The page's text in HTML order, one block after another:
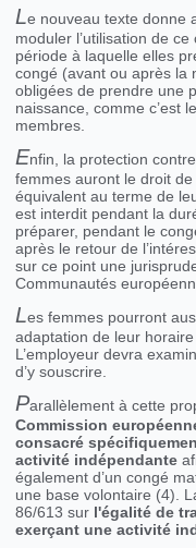
Le nouveau texte donne
moduler l’utilisation de
période à laquelle elles
congé (avant ou après la
obligées de prendre une
naissance, comme c’est
membres.
Enfin, la protection
femmes auront le droit
équivalent au terme de
est interdit pendant la
préparer, pendant le
après le retour de
sur ce point une
Communautés
Les femmes pourront
adaptation de leur
L’employeur devra
d’y souscrire.
Parallèlement à cette
Commission
consacré
activité indépendante
également d’un congé
une base volontaire (4).
86/613 sur l'égalité de
exerçant une activité